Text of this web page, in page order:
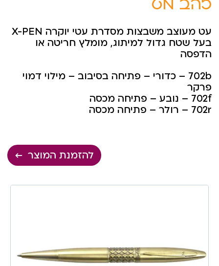
עט מעוצב משבצות מסדרת עטי יוקרה X-PEN
בעל שטח גדול למיתוג, מומלץ חריטה או
הדפסה
702b – כדורי – פתיחה בסיבוב – מילוי דמוי
פרקר
702f – נובע – פתיחה מכסה
702r – רולר – פתיחה מכסה
להזמנת המוצר